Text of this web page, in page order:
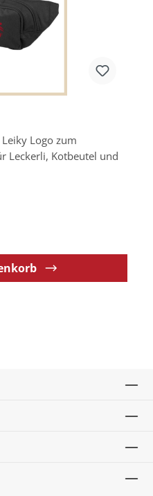
Logo zum
Leckerli, Kotbeutel und